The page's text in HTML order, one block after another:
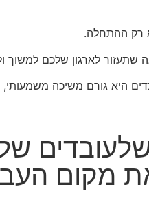
רק ההתחלה.
לארגון שלכם למשוך
היא גורם משיכה משמעותי,
את מקום